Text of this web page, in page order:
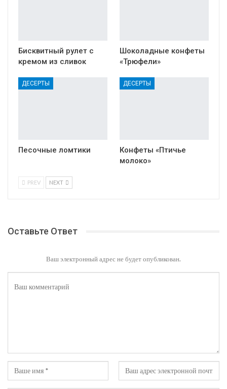
Бисквитный рулет с
кремом из сливок
Шоколадные конфеты
«Трюфели»
ДЕСЕРТЫ
Песочные ломтики
ДЕСЕРТЫ
Конфеты «Птичье
молоко»
PREV NEXT
Оставьте Ответ
Ваш электронный адрес не будет опубликован.